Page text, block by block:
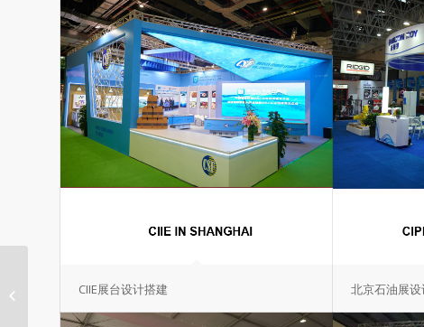
CIIE展台设计搭建 北京石油展设
展览会Chinajoy (CJ)展位